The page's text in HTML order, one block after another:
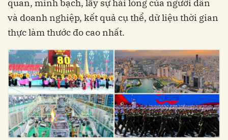
quan, minh bạch, lấy sự hài lòng của người dân
và doanh nghiệp, kết quả cụ thể, dữ liệu thời gian
thực làm thước đo cao nhất.